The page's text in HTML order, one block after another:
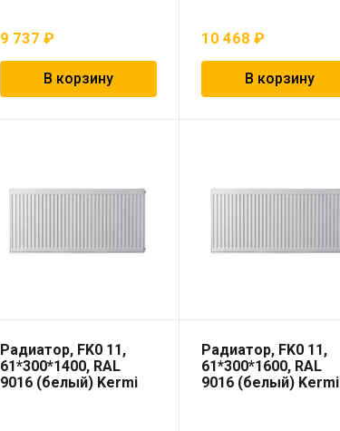
9 737 ₽
В корзину
10 468 ₽
В корзину
Радиатор, FK0 11,
61*300*1400, RAL
9016 (белый) Kermi
Радиатор, FK0 11,
61*300*1600, RAL
9016 (белый) Kermi